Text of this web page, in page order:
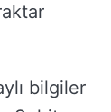
bilgiler